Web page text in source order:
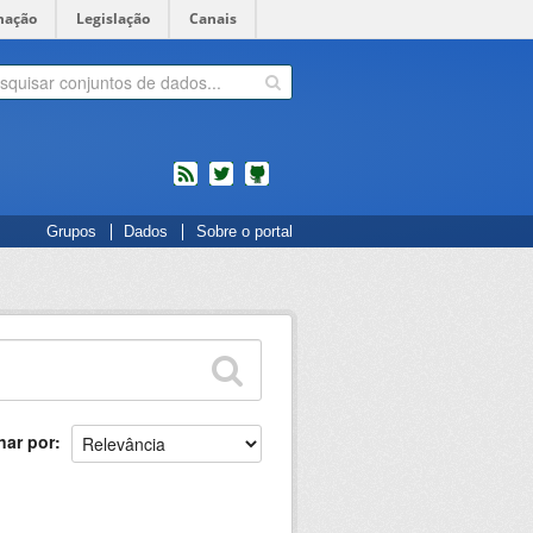
Legislação Canais
feed twitterCódigos
fonte
do
dados.gov.br
Grupos Dados Sobre o portal
por